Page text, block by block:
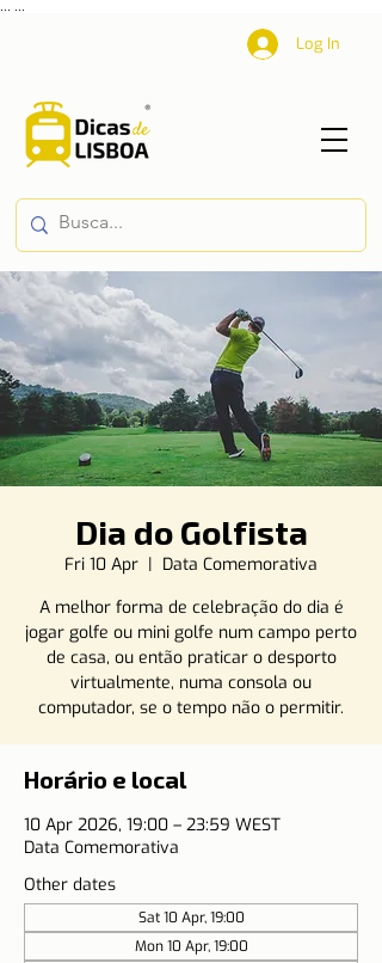
Log In
Dia do Golfista
Fri 10 Apr
  |
Data Comemorativa
A melhor forma de celebração do dia é
jogar golfe ou mini golfe num campo perto
de casa, ou então praticar o desporto
virtualmente, numa consola ou
computador, se o tempo não o permitir.
Horário e local
10 Apr 2026, 19:00 – 23:59 WEST
Data Comemorativa
Other dates
Sat 10 Apr, 19:00
Mon 10 Apr, 19:00